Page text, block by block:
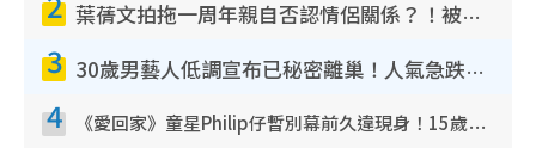
葉蒨文拍拖一周年親自否認情侶關係？！被質疑感情造假竟稱GM「普通同事」
3 30歲男藝人低調宣布已秘密離巢！人氣急跌變失蹤人口︰「這幾年過得並不容易」
4 《愛回家》童星Philip仔暫別幕前久違現身！15歲近況暴風長高蛻變帥氣少男